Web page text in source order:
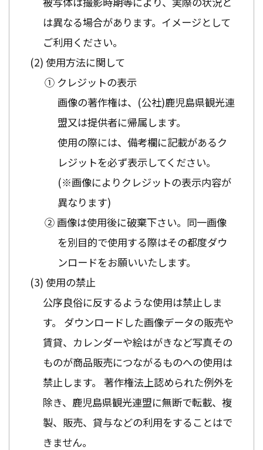
は異なる場合があります。イメージとして
ご利用ください。
使用方法に関して
① クレジットの表示
画像の著作権は、(公社)鹿児島県観光連
盟又は提供者に帰属します。
使用の際には、備考欄に記載があるク
レジットを必ず表示してください。
(※画像によりクレジットの表示内容が
異なります)
② 画像は使用後に破棄下さい。同一画像
を別目的で使用する際はその都度ダウ
ンロードをお願いいたします。
使用の禁止
公序良俗に反するような使用は禁止しま
す。 ダウンロードした画像データの販売や
賃貸、カレンダーや絵はがきなど写真その
ものが商品販売につながるものへの使用は
禁止します。 著作権法上認められた例外を
除き、鹿児島県観光連盟に無断で転載、複
製、販売、貸与などの利用をすることはで
きません。